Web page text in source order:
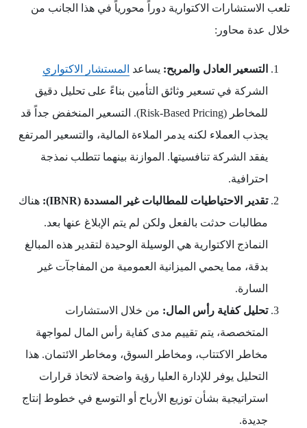
تلعب الاستشارات الاكتوارية دوراً محورياً في هذا الجانب من
خلال عدة محاور:
التسعير العادل والمربح: يساعد المستشار الاكتواري
الشركة في تسعير وثائق التأمين بناءً على تحليل دقيق
للمخاطر (Risk-Based Pricing). التسعير المنخفض جداً قد
يجذب العملاء لكنه يدمر الملاءة المالية، والتسعير المرتفع
يفقد الشركة تنافسيتها. الموازنة بينهما تتطلب نمذجة
احترافية.
تقدير الاحتياطيات للمطالبات غير المسددة (IBNR):
هناك
مطالبات حدثت بالفعل ولكن لم يتم الإبلاغ عنها بعد.
النماذج الاكتوارية هي الوسيلة الوحيدة لتقدير هذه المبالغ
بدقة، مما يحمي الميزانية العمومية من المفاجآت غير
السارة.
تحليل كفاية رأس المال: من خلال الاستشارات
المتخصصة، يتم تقييم مدى كفاية رأس المال لمواجهة
مخاطر الاكتتاب، ومخاطر السوق، ومخاطر الائتمان. هذا
التحليل يوفر للإدارة العليا رؤية واضحة لاتخاذ قرارات
استراتيجية بشأن توزيع الأرباح أو التوسع في خطوط إنتاج
جديدة.